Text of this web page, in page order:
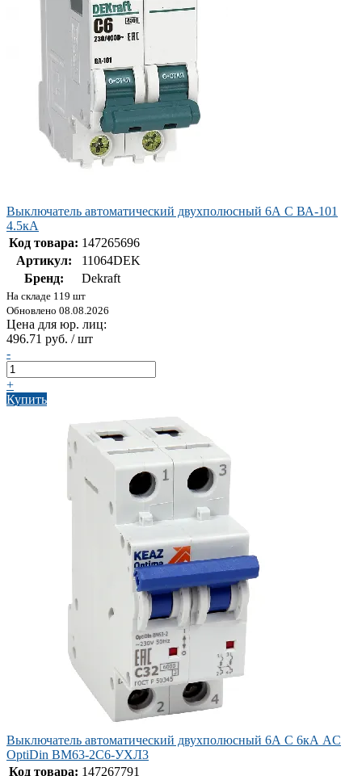
Выключатель автоматический двухполюсный 6А С ВА-101
4.5кА
Код товара: 147265696
Артикул:
11064DEK
Бренд:
Dekraft
На складе 119 шт
Обновлено 08.08.2026
Цена для юр. лиц:
496.71 руб. / шт
-
+
Купить
Выключатель автоматический двухполюсный 6А C 6кА AC
OptiDin BM63-2C6-УХЛ3
Код товара: 147267791